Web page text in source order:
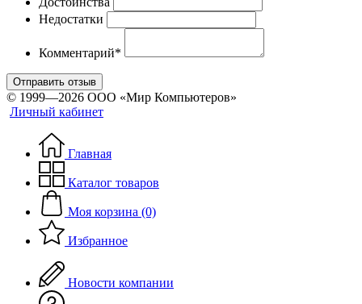
Недостатки
Комментарий*
Отправить отзыв
© 1999—2026 ООО «Мир Компьютеров»
Личный кабинет
Главная
Каталог товаров
Моя корзина (0)
Избранное
Новости компании